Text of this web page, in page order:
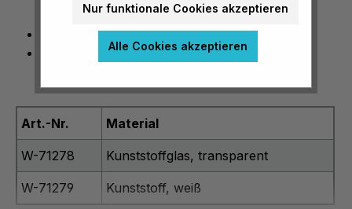
Kunstglas, transparent
Abmessungen: 90 x 90 mm
Art.-Nr. Material
W-71278 Kunststoffglas, transparent
W-71279 Kunststoff, weiß
Nur funktionale Cookies akzeptieren
Alle Cookies akzeptieren